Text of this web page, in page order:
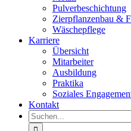
Pulverbeschichtung
Zierpflanzenbau &
Wäschepflege
Karriere
Übersicht
Mitarbeiter
Ausbildung
Praktika
Soziales
Kontakt
Suche
nach: